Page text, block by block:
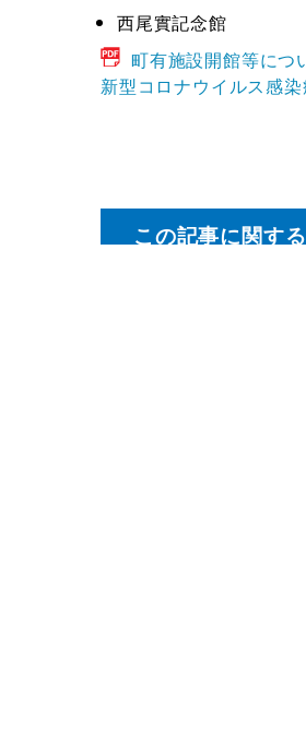
西尾實記念館
町有施設開館等につ
新型コロナウイルス感
この記事に関す